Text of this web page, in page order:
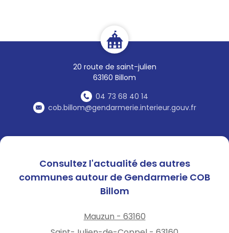
20 route de saint-julien
63160 Billom
04 73 68 40 14
cob.billom@gendarmerie.interieur.gouv.fr
Consultez l'actualité des autres
communes autour de Gendarmerie COB
Billom
Mauzun - 63160